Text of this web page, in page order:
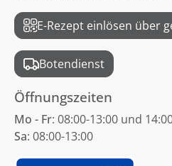
E-Rezept einlösen über
Botendienst
Öffnungszeiten
Mo - Fr: 08:00-13:00 und
Sa: 08:00-13:00